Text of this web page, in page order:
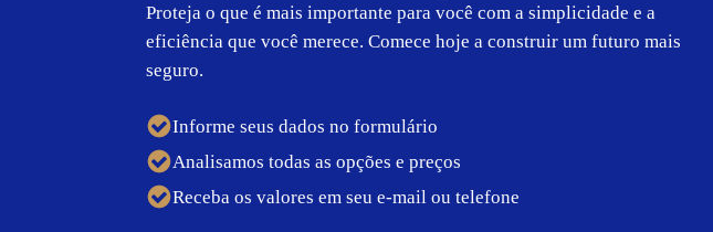
Proteja o que é mais importante para você com a simplicidade e a
eficiência que você merece. Comece hoje a construir um futuro mais
seguro.
Informe seus dados no formulário
Analisamos todas as opções e preços
Receba os valores em seu e-mail ou telefone